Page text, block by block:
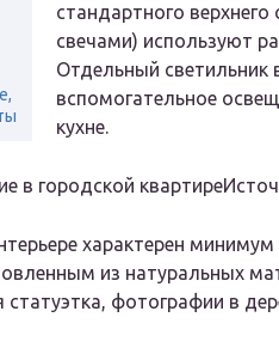
стандартного
свечами) используют
Отдельный
вспомогательное
кухне.
в городской
характерен
из натуральных
фотографии в